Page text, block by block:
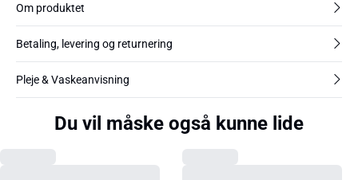
Om produktet
Betaling, levering og returnering
Pleje & Vaskeanvisning
Du vil måske også kunne lide